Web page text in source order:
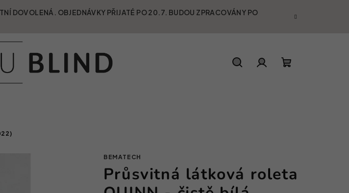
DOVOLENÁ. OBJEDNÁVKY PŘIJATÉ PO 20.7. BUDOU ZPRACOVÁNY PO
BEMATECH
Průsvitná látková roleta